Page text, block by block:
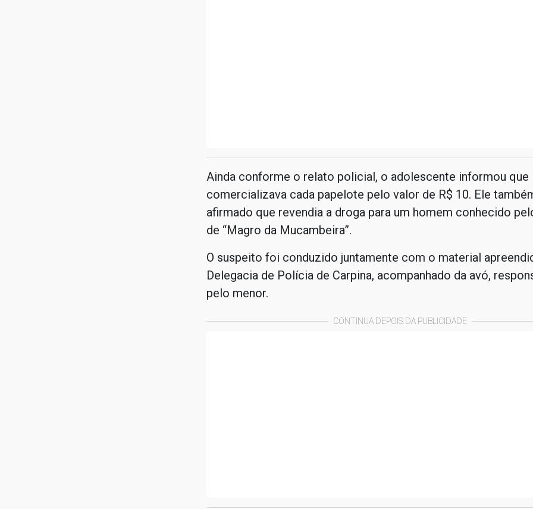
Ainda conforme o relato policial, o adolescente informou que
comercializava cada papelote pelo valor de R$ 10. Ele
afirmado que revendia a droga para um homem conhecido
de “Magro da Mucambeira”.
O suspeito foi conduzido juntamente com o material
Delegacia de Polícia de Carpina, acompanhado da avó,
pelo menor.
CONTINUA DEPOIS DA PUBLICIDADE